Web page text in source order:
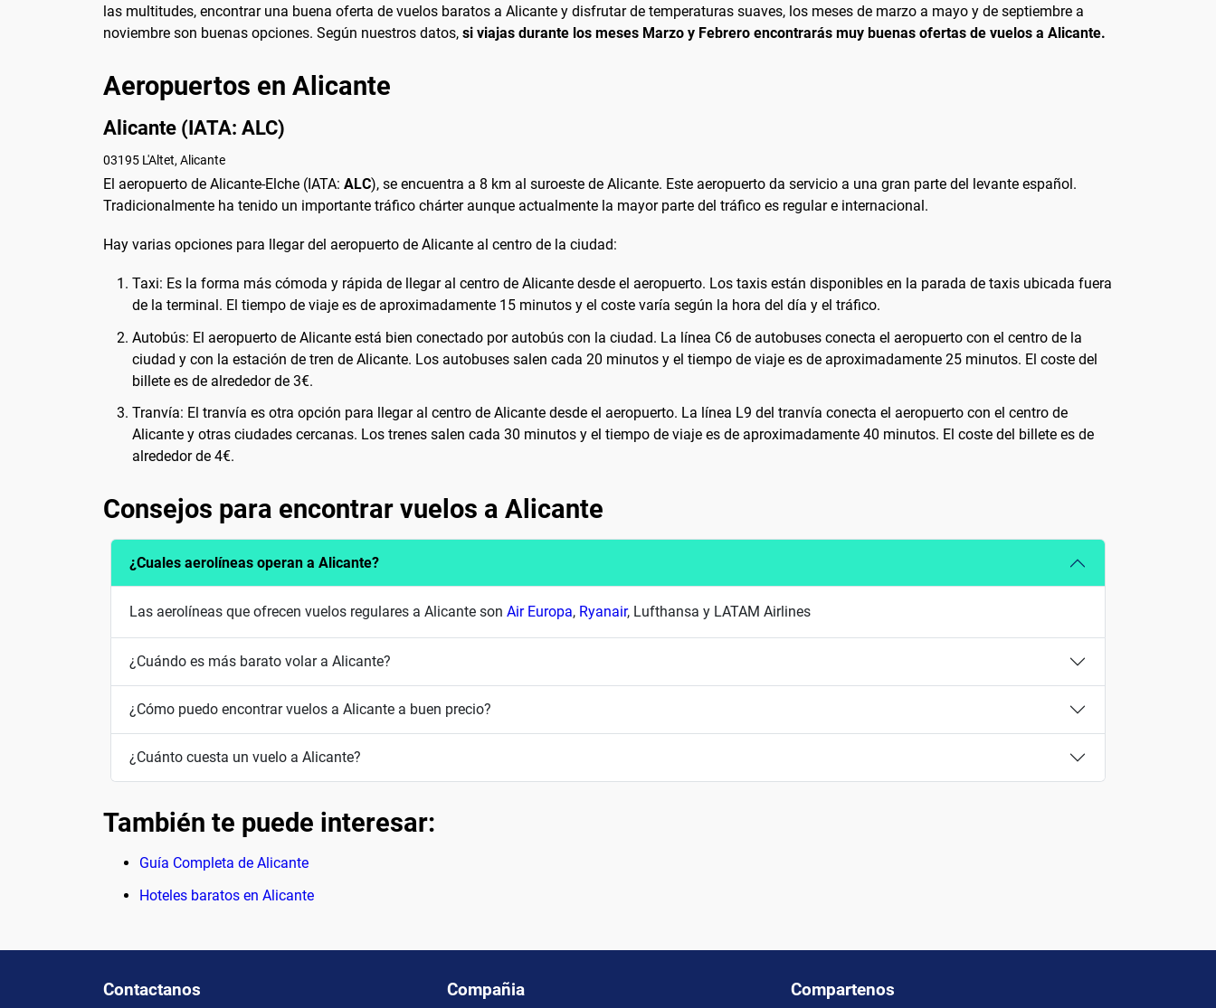
las multitudes, encontrar una buena oferta de vuelos baratos a Alicante y disfrutar de temperaturas suaves, los meses de marzo a mayo y de septiembre a
noviembre son buenas opciones. Según nuestros datos, si viajas durante los meses Marzo y Febrero encontrarás muy buenas ofertas de vuelos a Alicante.
Aeropuertos en Alicante
Alicante (IATA: ALC)
03195 L'Altet, Alicante
El aeropuerto de Alicante-Elche (IATA: ALC), se encuentra a 8 km al suroeste de Alicante. Este aeropuerto da servicio a una gran parte del levante español.
Tradicionalmente ha tenido un importante tráfico chárter aunque actualmente la mayor parte del tráfico es regular e internacional.
Hay varias opciones para llegar del aeropuerto de Alicante al centro de la ciudad:
Taxi: Es la forma más cómoda y rápida de llegar al centro de Alicante desde el aeropuerto. Los taxis están disponibles en la parada de taxis ubicada fuera
de la terminal. El tiempo de viaje es de aproximadamente 15 minutos y el coste varía según la hora del día y el tráfico.
Autobús: El aeropuerto de Alicante está bien conectado por autobús con la ciudad. La línea C6 de autobuses conecta el aeropuerto con el centro de la
ciudad y con la estación de tren de Alicante. Los autobuses salen cada 20 minutos y el tiempo de viaje es de aproximadamente 25 minutos. El coste del
billete es de alrededor de 3€.
Tranvía: El tranvía es otra opción para llegar al centro de Alicante desde el aeropuerto. La línea L9 del tranvía conecta el aeropuerto con el centro de
Alicante y otras ciudades cercanas. Los trenes salen cada 30 minutos y el tiempo de viaje es de aproximadamente 40 minutos. El coste del billete es de
alrededor de 4€.
Consejos para encontrar vuelos a Alicante
¿Cuales aerolíneas operan a Alicante?
Las aerolíneas que ofrecen vuelos regulares a Alicante son Air Europa, Ryanair, Lufthansa y LATAM Airlines
¿Cuándo es más barato volar a Alicante?
¿Cómo puedo encontrar vuelos a Alicante a buen precio?
¿Cuánto cuesta un vuelo a Alicante?
También te puede interesar:
Guía Completa de Alicante
Hoteles baratos en Alicante
Contactanos Compañia Compartenos